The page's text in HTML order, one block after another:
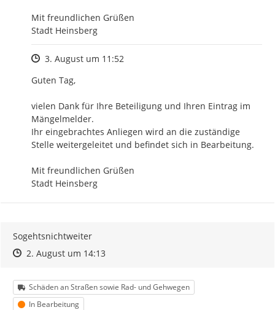
Mit freundlichen Grüßen
Stadt Heinsberg
Zeitpunkt des Erstellens
3. August um 11:52
Guten Tag,
vielen Dank für Ihre Beteiligung und Ihren Eintrag im
Mängelmelder.
Ihr eingebrachtes Anliegen wird an die zuständige
Stelle weitergeleitet und befindet sich in Bearbeitung.
Mit freundlichen Grüßen
Stadt Heinsberg
Sogehtsnichtweiter
Zeitpunkt des Erstellens
Zeitpunkt des Erstellens
2. August um 14:13Zur Äußerung
Kategorie
Schäden an Straßen sowie Rad- und Gehwegen
Status
In Bearbeitung